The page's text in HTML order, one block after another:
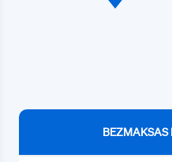
BEZMAKSAS